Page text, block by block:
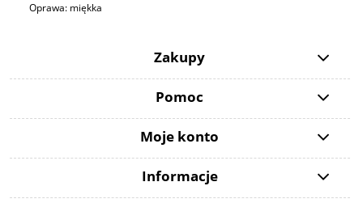
Oprawa: miękka
Zakupy
Pomoc
Moje konto
Informacje